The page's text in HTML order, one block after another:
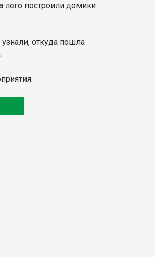
лего построили домики
откуда пошла